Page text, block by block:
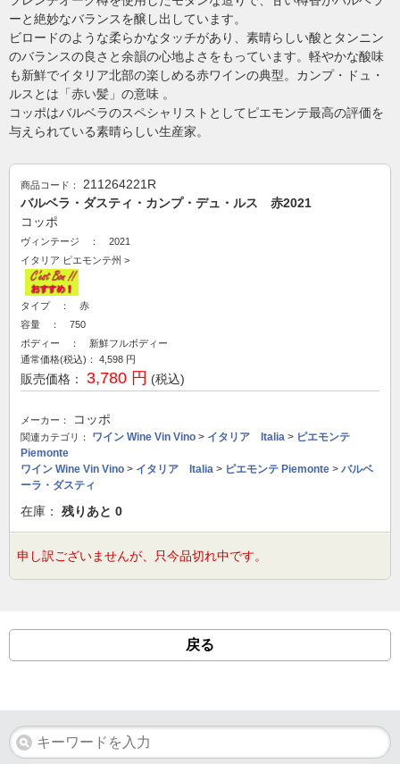
ーと絶妙なバランスを醸し出しています。
ビロードのような柔らかなタッチがあり、素晴らしい酸とタンニン
のバランスの良さと余韻の心地よさをもっています。軽やかな酸味
も新鮮でイタリア北部の楽しめる赤ワインの典型。カンプ・ドュ・
ルスとは「赤い髪」の意味 。
コッポはバルベラのスペシャリストとしてピエモンテ最高の評価を
与えられている素晴らしい生産家。
商品コード：
211264221R
バルベラ・ダスティ・カンプ・デュ・ルス 赤2021
コッポ
ヴィンテージ ： 2021
イタリア ピエモンテ州 >
タイプ ： 赤
容量 ： 750
ボディー ： 新鮮フルボディー
通常価格(税込)：
4,598 円
販売価格： 3,780 円 (税込)
メーカー： コッポ
関連カテゴリ： ワイン Wine Vin Vino > イタリア Italia > ピエモンテ
Piemonte
ワイン Wine Vin Vino > イタリア Italia > ピエモンテ Piemonte > バルベ
ーラ・ダスティ
在庫： 残りあと 0
申し訳ございませんが、只今品切れ中です。
戻る